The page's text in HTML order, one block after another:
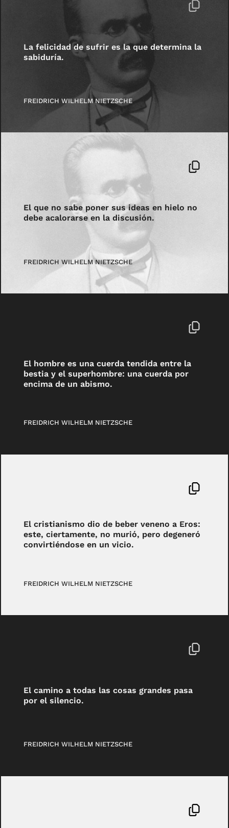
La felicidad de sufrir es la que determina la
sabiduría.
FREIDRICH WILHELM NIETZSCHE
El que no sabe poner sus ideas en hielo no
debe acalorarse en la discusión.
FREIDRICH WILHELM NIETZSCHE
El hombre es una cuerda tendida entre la
bestia y el superhombre: una cuerda por
encima de un abismo.
FREIDRICH WILHELM NIETZSCHE
El cristianismo dio de beber veneno a Eros:
este, ciertamente, no murió, pero degeneró
convirtiéndose en un vicio.
FREIDRICH WILHELM NIETZSCHE
El camino a todas las cosas grandes pasa
por el silencio.
FREIDRICH WILHELM NIETZSCHE